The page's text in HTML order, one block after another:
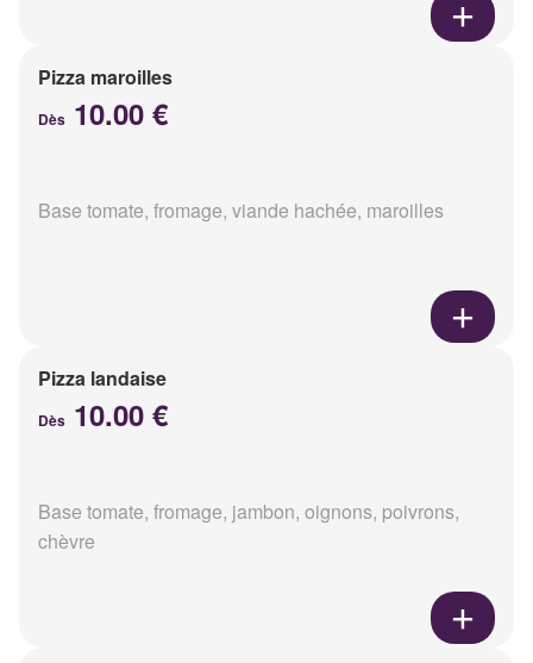
Pizza maroilles
Dès 10.00 €
Base tomate, fromage, viande hachée, maroilles
Pizza landaise
Dès 10.00 €
Base tomate, fromage, jambon, oignons, poivrons,
chèvre